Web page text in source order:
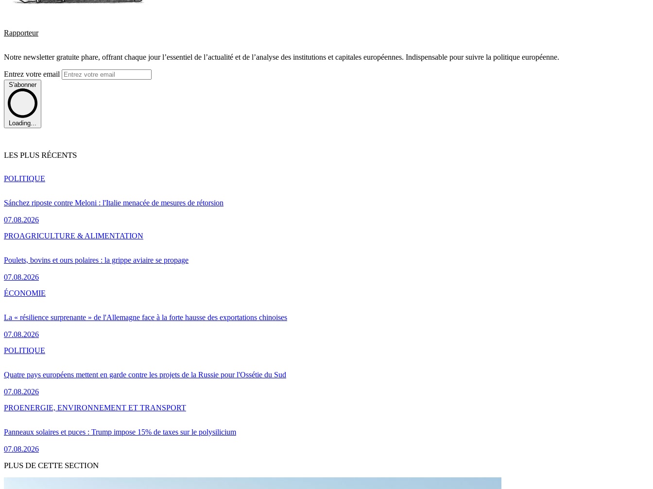
Rapporteur
Notre newsletter gratuite phare, offrant chaque jour l’essentiel de l’actualité et de l’analyse des institutions et capitales européennes. Indispensable pour suivre la politique européenne.
Entrez votre email
S'abonner
Loading...
LES PLUS RÉCENTS
Sánchez riposte contre Meloni : l'Italie menacée de mesures de rétorsion
07.08.2026
POLITIQUE
Poulets, bovins et ours polaires : la grippe aviaire se propage
07.08.2026
PROAGRICULTURE & ALIMENTATION
La « résilience surprenante » de l'Allemagne face à la forte hausse des exportations chinoises
07.08.2026
ÉCONOMIE
Quatre pays européens mettent en garde contre les projets de la Russie pour l'Ossétie du Sud
07.08.2026
POLITIQUE
Panneaux solaires et puces : Trump impose 15% de taxes sur le polysilicium
07.08.2026
PROENERGIE, ENVIRONNEMENT ET TRANSPORT
PLUS DE CETTE SECTION